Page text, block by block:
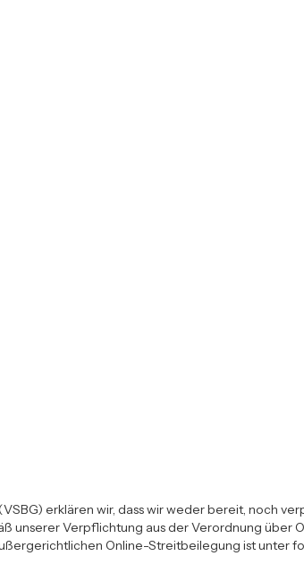
erklären wir, dass wir weder bereit, noch
unserer Verpflichtung aus der Verordnung über
Online-Streitbeilegung ist unter